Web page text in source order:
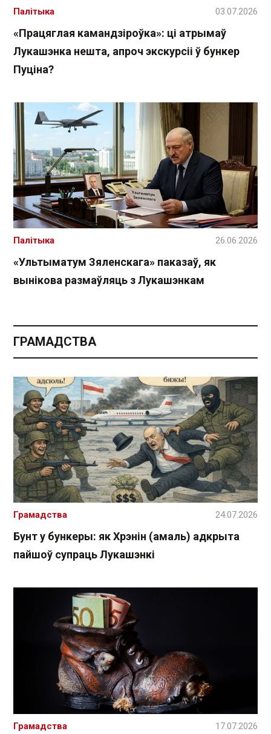
«Працяглая камандзіроўка»: ці атрымаў
Лукашэнка нешта, апроч экскурсіі ў бункер
Пуціна?
Палітыка 03.07.2026
«Ультыматум Зяленскага» паказаў, як
вынікова размаўляць з Лукашэнкам
Палітыка 26.06.2026
ГРАМАДСТВА
Бунт у бункеры: як Хрэнін (амаль) адкрыта
пайшоў супраць Лукашэнкі
Грамадства 24.07.2026
Грамадства 17.07.2026